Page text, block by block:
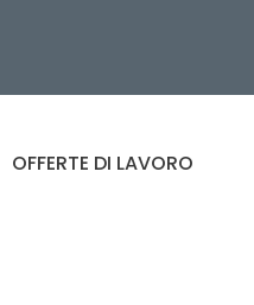
OFFERTE DI LAVORO